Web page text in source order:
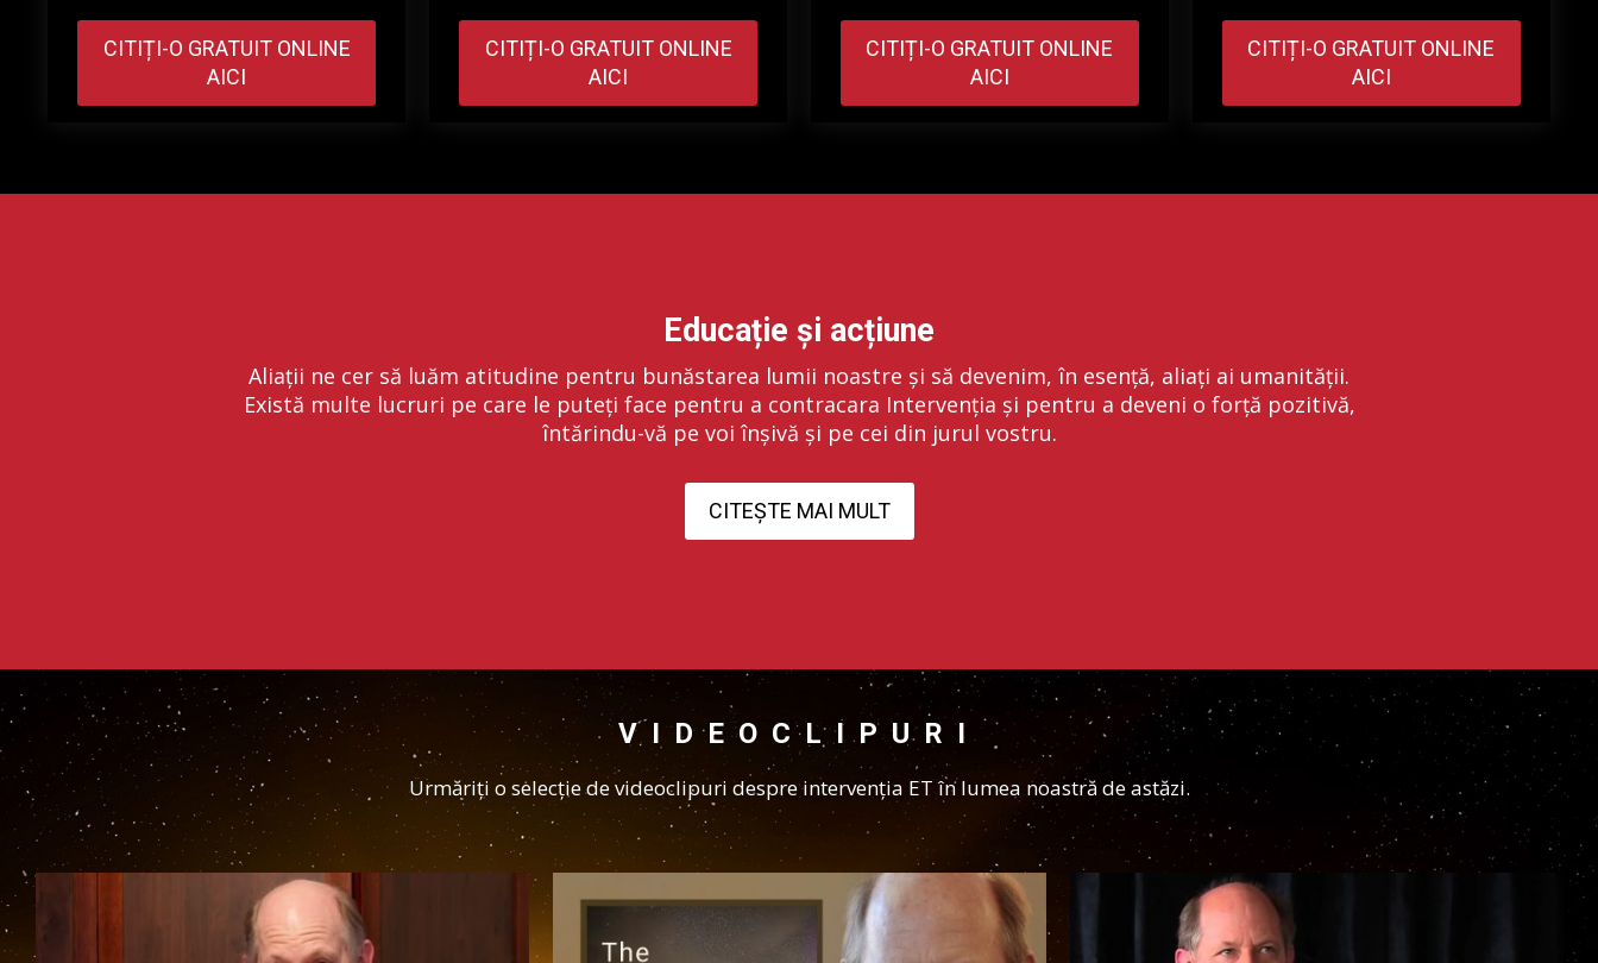
CITIȚI-O GRATUIT ONLINE
AICI
CITIȚI-O GRATUIT ONLINE
AICI
CITIȚI-O GRATUIT ONLINE
AICI
CITIȚI-O GRATUIT ONLINE
AICI
Educație și acțiune
Aliații ne cer să luăm atitudine pentru bunăstarea lumii noastre și să devenim, în esență, aliați ai umanității.
Există multe lucruri pe care le puteți face pentru a contracara Intervenția și pentru a deveni o forță pozitivă,
întărindu-vă pe voi înșivă și pe cei din jurul vostru.
CITEȘTE MAI MULT
VIDEOCLIPURI
Urmăriți o selecție de videoclipuri despre intervenția ET în lumea noastră de astăzi.